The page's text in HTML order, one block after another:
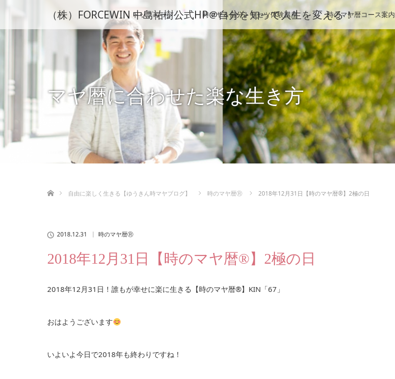
（株）FORCEWIN 中島祐樹公式HP＠自分を知って人生を変える！
トップページ 時マヤ＆自分トリセツ体験講座 時のマヤ暦コース案内
マヤ暦に合わせた楽な生き方
自由に楽しく生きる【ゆうきん時マヤブログ】
時のマヤ暦Ⓡ 2018年12月31日【時のマヤ暦®︎】2極の日
2018.12.31 時のマヤ暦Ⓡ
2018年12月31日【時のマヤ暦®︎】2極の日
2018年12月31日！誰もが幸せに楽に生きる【時のマヤ暦®︎】KIN「67」
おはようございます
いよいよ今日で2018年も終わりですね！